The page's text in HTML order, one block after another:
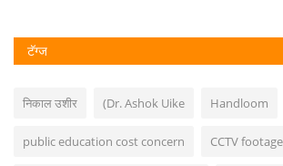
टॅग्ज
निकाल उशीर (Dr. Ashok Uike Handloom
public education cost concern CCTV footage